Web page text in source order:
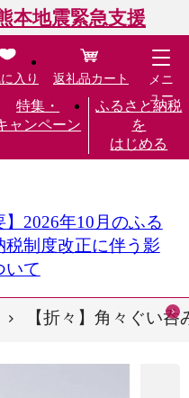
本地震緊急支援
特集・
ャンペーン
ふるさと納税
を
はじめる
入り 返礼品カート
メニ
ュー
】2026年10月のふる
税制度改正に伴う影
いて
【折々】角々ぐい呑